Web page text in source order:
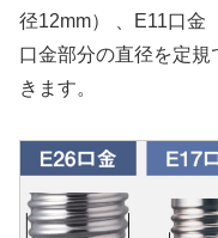
径12mm） 、E11口金
口金部分の直径を定
きます。